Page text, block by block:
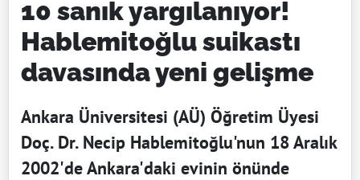
10 sanık yargılanıyor!
Hablemitoğlu suikastı
davasında yeni gelişme
Ankara Üniversitesi (AÜ) Öğretim Üyesi
Doç. Dr. Necip Hablemitoğlu'nun 18 Aralık
2002'de Ankara'daki evinin önünde